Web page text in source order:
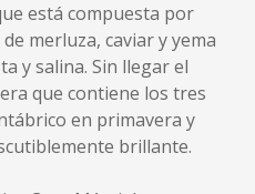
está compuesta por
merluza, caviar y yema
y salina. Sin llegar el
que contiene los tres
en primavera y
brillante.